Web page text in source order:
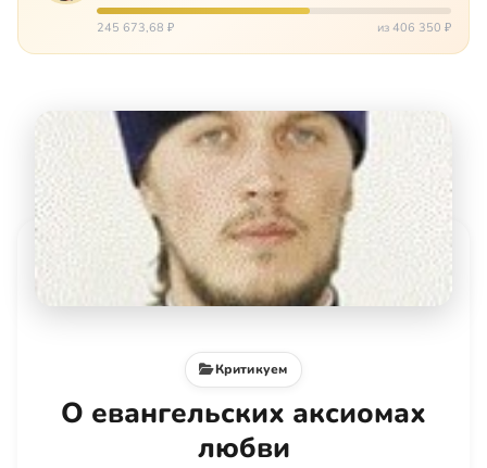
Он сирота, привык заботится о себе сам, но, когда
случилось несчастье, и он был парализован – остался на
245 673,68 ₽ из 406 350 ₽
Критикуем
О евангельских аксиомах
любви